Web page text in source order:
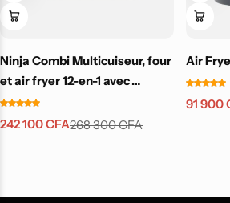
Ninja Combi Multicuiseur, four
et air fryer 12-en-1 avec
casserole antiadhésive
268 300CFA
242 100CFA
Air
91 900
Top
Air Fryer Ninja Foodi